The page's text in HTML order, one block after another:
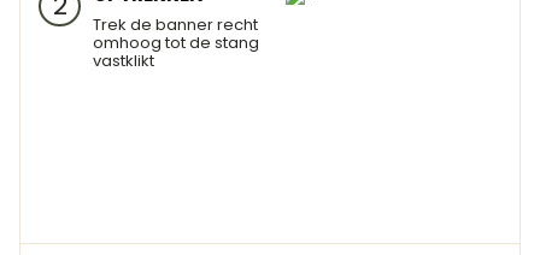
Trek de banner recht
omhoog tot de stang
vastklikt